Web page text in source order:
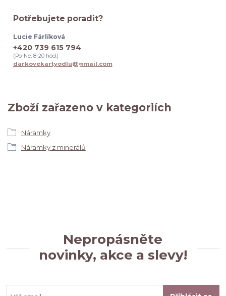
Zboží zařazeno v kategoriích
Náramky
Náramky z minerálů
Potřebujete poradit?
Lucie Fárlíková
+420 739 615 794
(Po-Ne, 8-20 hod.)
darkovekartyodlu@gmail.com
Nepropásněte
novinky, akce a slevy!